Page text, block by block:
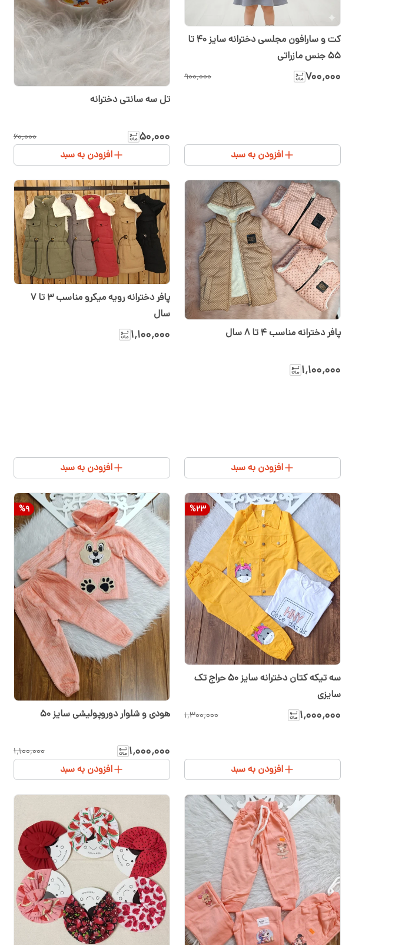
کت و سارافون مجلسی دخترانه سایز ۴۰ تا
۵۵ جنس مازراتی
۷۰۰٬۰۰۰ ۹۰۰٬۰۰۰
افزودن به سبد
تل سه سانتی دخترانه
۵۰٬۰۰۰ ۶۰٬۰۰۰
افزودن به سبد
پافر دخترانه مناسب ۴ تا ۸ سال
۱٬۱۰۰٬۰۰۰
افزودن به سبد
پافر دخترانه رویه میکرو مناسب ۳ تا ۷
سال
۱٬۱۰۰٬۰۰۰
افزودن به سبد
%23
سه تیکه کتان دخترانه سایز ۵۰ حراج تک
سایزی
۱٬۰۰۰٬۰۰۰ ۱٬۳۰۰٬۰۰۰
افزودن به سبد
%9
هودی و شلوار دوروپولیشی سایز ۵۰
۱٬۰۰۰٬۰۰۰ ۱٬۱۰۰٬۰۰۰
افزودن به سبد